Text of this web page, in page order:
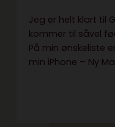
Jeg er helt klart til
kommer til såvel
På min ønskeliste
min iPhone – Ny